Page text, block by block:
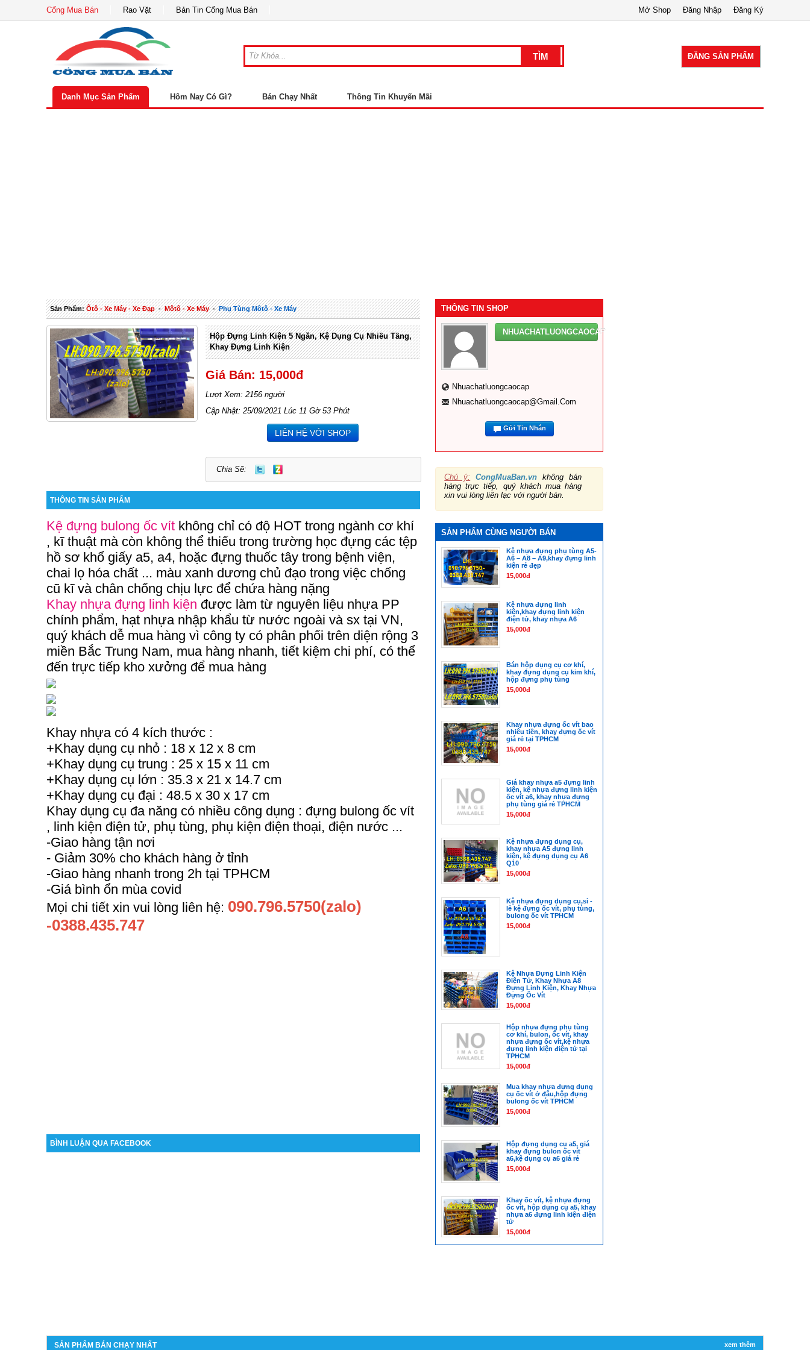
Cổng Mua Bán Rao Vặt Bản Tin Cổng Mua Bán Đăng Ký
Đăng Nhập
Mở Shop
ĐĂNG SẢN PHẨM
Danh Mục Sản Phẩm Hôm Nay Có Gì? Bán Chạy Nhất Thông Tin Khuyến Mãi
Sản Phẩm:Ôtô - Xe Máy - Xe Đạp-Môtô - Xe Máy-Phụ Tùng Môtô - Xe Máy
Hộp Đựng Linh Kiện 5 Ngăn, Kệ Dụng Cụ Nhiều Tầng,
Khay Đựng Linh Kiện
Giá Bán: 15,000đ
Lượt Xem: 2156 người
Cập Nhật: 25/09/2021 Lúc 11 Gờ 53 Phút
LIÊN HỆ VỚI SHOP
Chia Sẽ:
THÔNG TIN SẢN PHẨM
Kệ đựng bulong ốc vít không chỉ có độ HOT trong ngành cơ khí
, kĩ thuật mà còn không thể thiếu trong trường học đựng các tệp
hồ sơ khổ giấy a5, a4, hoặc đựng thuốc tây trong bệnh viện,
chai lọ hóa chất ... màu xanh dương chủ đạo trong việc chống
cũ kĩ và chân chống chịu lực để chứa hàng nặng
Khay nhựa đựng linh kiện được làm từ nguyên liệu nhựa PP
chính phẩm, hạt nhựa nhập khẩu từ nước ngoài và sx tại VN,
quý khách dễ mua hàng vì công ty có phân phối trên diện rộng 3
miền Bắc Trung Nam, mua hàng nhanh, tiết kiệm chi phí, có thể
đến trực tiếp kho xưởng để mua hàng
Khay nhựa có 4 kích thước :
+Khay dụng cụ nhỏ : 18 x 12 x 8 cm
+Khay dụng cụ trung : 25 x 15 x 11 cm
+Khay dụng cụ lớn : 35.3 x 21 x 14.7 cm
+Khay dụng cụ đại : 48.5 x 30 x 17 cm
Khay dụng cụ đa năng có nhiều công dụng : đựng bulong ốc vít
, linh kiện điện tử, phụ tùng, phụ kiện điện thoại, điện nước ...
-Giao hàng tận nơi
- Giảm 30% cho khách hàng ở tỉnh
-Giao hàng nhanh trong 2h tại TPHCM
-Giá bình ổn mùa covid
Mọi chi tiết xin vui lòng liên hệ: 090.796.5750(zalo)
-0388.435.747
BÌNH LUẬN QUA FACEBOOK
THÔNG TIN SHOP
NHUACHATLUONGCAOCAP
Nhuachatluongcaocap
Nhuachatluongcaocap@gmail.com
Gửi Tin Nhắn
Chú ý: CongMuaBan.vn không bán
hàng trực tiếp, quý khách mua hàng
xin vui lòng liên lạc với người bán.
SẢN PHẨM CÙNG NGƯỜI BÁN
Kệ nhựa đựng phụ tùng A5-
A6 – A8 – A9,khay đựng linh
kiện rẻ đẹp
15,000đ
Kệ nhựa đựng linh
kiện,khay đựng linh kiện
điện tử, khay nhựa A6
15,000đ
Bán hộp dụng cụ cơ khí,
khay đựng dụng cụ kim khí,
hộp đựng phụ tùng
15,000đ
Khay nhựa đựng ốc vít bao
nhiêu tiền, khay đựng ốc vít
giá rẻ tại TPHCM
15,000đ
Giá khay nhựa a5 đựng linh
kiện, kệ nhựa đựng linh kiện
ốc vít a6, khay nhựa đựng
phụ tùng giá rẻ TPHCM
15,000đ
Kệ nhựa đựng dụng cụ,
khay nhựa A5 đựng linh
kiện, kệ đựng dụng cụ A6
Q10
15,000đ
Kệ nhựa đựng dụng cụ,sỉ -
lẻ kệ đựng ốc vít, phụ tùng,
bulong ốc vít TPHCM
15,000đ
Kệ Nhựa Đựng Linh Kiện
Điện Tử, Khay Nhựa A8
Đựng Linh Kiện, Khay Nhựa
Đựng Ốc Vít
15,000đ
Hộp nhựa đựng phụ tùng
cơ khí, bulon, ốc vít, khay
nhựa đựng ốc vít,kệ nhựa
đựng linh kiện điện tử tại
TPHCM
15,000đ
Mua khay nhựa đựng dụng
cụ ốc vít ở đâu,hộp đựng
bulong ốc vít TPHCM
15,000đ
Hộp đựng dụng cụ a5, giá
khay đựng bulon ốc vít
a6,kệ dụng cụ a6 giá rẻ
15,000đ
Khay ốc vít, kệ nhựa đựng
ốc vít, hộp dụng cụ a5, khay
nhựa a6 đựng linh kiện điện
tử
15,000đ
SẢN PHẨM BÁN CHẠY NHẤT xem thêm